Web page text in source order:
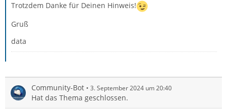
Trotzdem Danke für Deinen Hinweis!
Gruß
data
Community-Bot 3. September 2024 um 20:40
Hat das Thema geschlossen.